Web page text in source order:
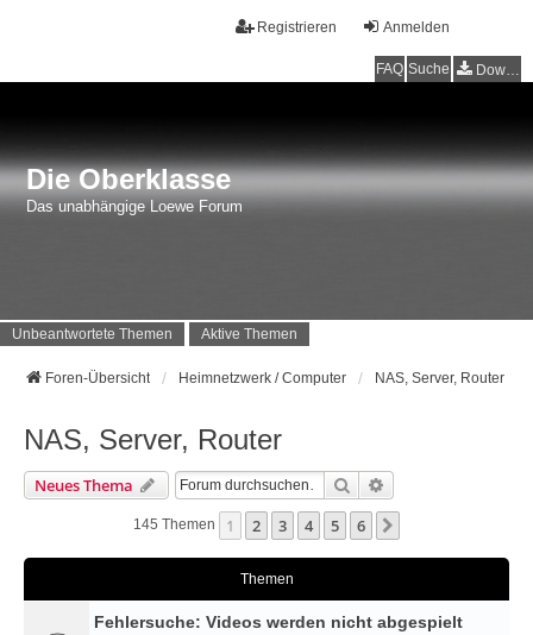
Anmelden
Registrieren
FAQ Suche Downloads
Die Oberklasse
Das unabhängige Loewe Forum
Unbeantwortete Themen Aktive Themen
Foren-Übersicht Heimnetzwerk / Computer NAS, Server, Router
NAS, Server, Router
Neues Thema Suche
145 Themen 1 2 3 4 5 6
Themen
Fehlersuche: Videos werden nicht abgespielt